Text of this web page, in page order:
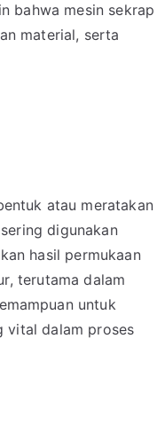
bahwa mesin sekrap
material, serta
atau meratakan
digunakan
hasil permukaan
terutama dalam
untuk
vital dalam proses